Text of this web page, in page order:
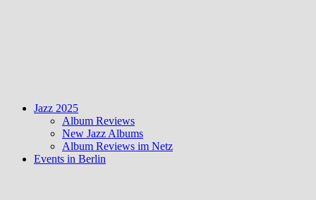
Jazz 2025
Album Reviews
New Jazz Albums
Album Reviews im Netz
Events in Berlin